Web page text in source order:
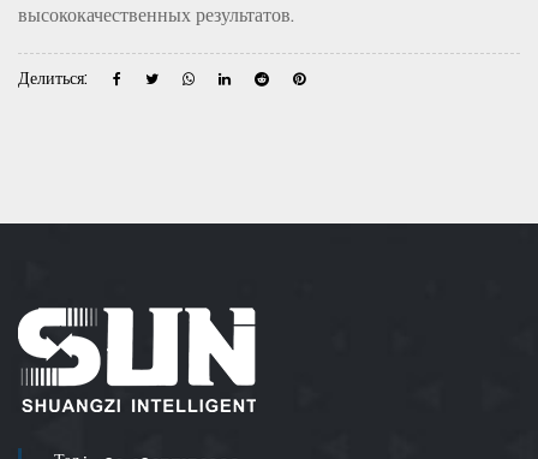
высококачественных результатов.
Делиться: